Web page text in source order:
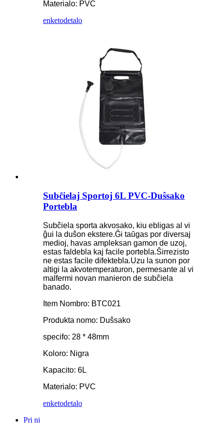
Materialo: PVC
enketodetalo
Subĉielaj Sportoj 6L PVC-Duŝsako
Portebla
Subĉiela sporta akvosako, kiu ebligas al vi
ĝui la duŝon ekstere.Ĝi taŭgas por diversaj
medioj, havas ampleksan gamon de uzoj,
estas faldebla kaj facile portebla.Ŝirrezisto
ne estas facile difektebla.Uzu la sunon por
altigi la akvotemperaturon, permesante al vi
malfermi novan manieron de subĉiela
banado.
Item Nombro: BTC021
Produkta nomo: Duŝsako
specifo: 28 * 48mm
Koloro: Nigra
Kapacito: 6L
Materialo: PVC
enketodetalo
Pri ni